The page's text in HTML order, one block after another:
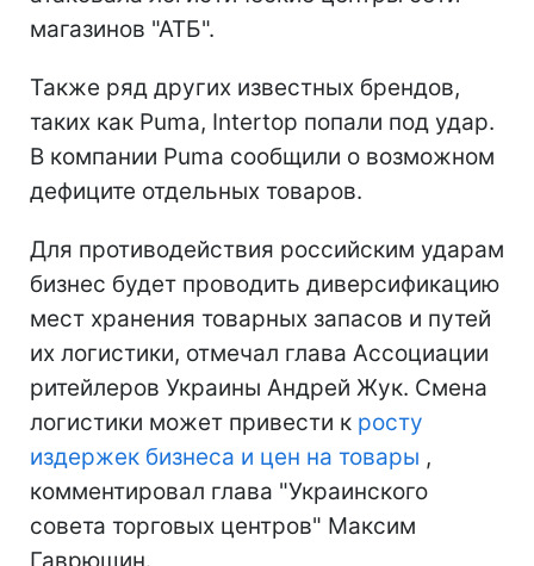
магазинов "АТБ".
Также ряд других известных брендов,
таких как Puma, Intertop попали под удар.
В компании Puma сообщили о возможном
дефиците отдельных товаров.
Для противодействия российским ударам
бизнес будет проводить диверсификацию
мест хранения товарных запасов и путей
их логистики, отмечал глава Ассоциации
ритейлеров Украины Андрей Жук. Смена
логистики может привести к росту
издержек бизнеса и цен на товары ,
комментировал глава "Украинского
совета торговых центров" Максим
Гаврюшин.